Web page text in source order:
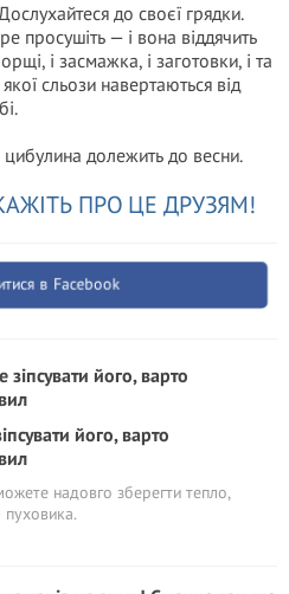
до своєї грядки.
просушіть — і вона віддячить
і засмажка, і заготовки, і та
сльози навертаються від
долежить до весни.
ПРО ЦЕ ДРУЗЯМ!
в Facebook
його, варто
надовго зберегти тепло,